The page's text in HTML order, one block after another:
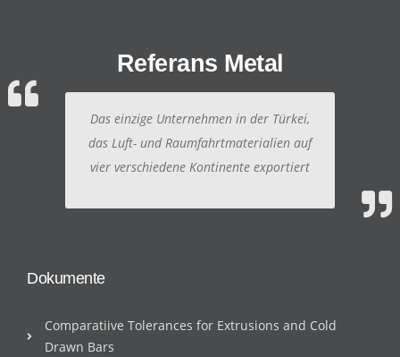
Referans Metal
Das einzige Unternehmen in der Türkei,
das Luft- und Raumfahrtmaterialien auf
vier verschiedene Kontinente exportiert
Dokumente
Comparatiive Tolerances for Extrusions and Cold
Drawn Bars